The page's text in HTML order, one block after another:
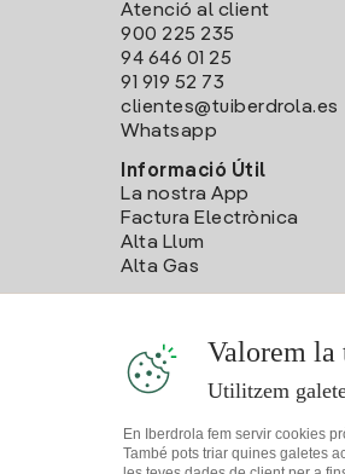
Atenció al client
900 225 235
94 646 01 25
91 919 52 73
clientes@tuiberdrola.es
Whatsapp
Informació Útil
La nostra App
Factura Electrònica
Alta Llum
Alta Gas
Valorem
Utilitzem
En Iberdrola fem servir cookies
També pots triar quines galetes